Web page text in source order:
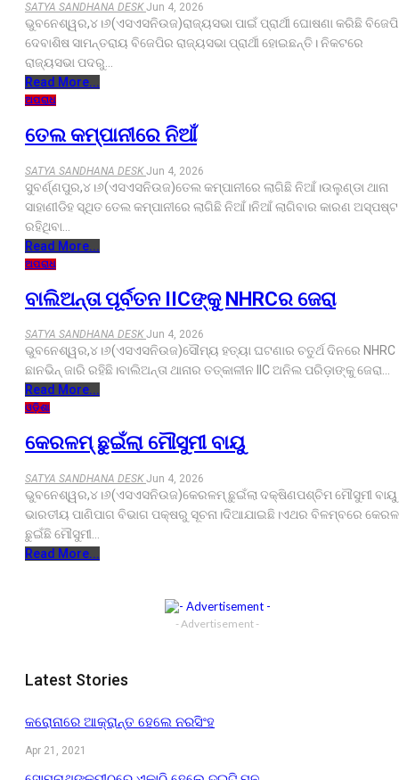
SATYA SANDHANA DESKJun 4, 2026
ଭୁବନେଶ୍ୱର,୪।୬(ଏସଏସନିଉଜ)ରାଜ୍ୟସଭା ପାଇଁ ପ୍ରାର୍ଥୀ ଘୋଷଣା କରିଛି
ଦେବାଶିଷ ସାମନ୍ତରାୟ ବିଜେପିର ରାଜ୍ୟସଭା ପ୍ରାର୍ଥୀ ହୋଇଛନ୍ତି। ନିକଟରେ
ରାଜ୍ୟସଭା ପଦରୁ…
Read More...
ଅପରାଧ
ତେଲ କମ୍ପାନୀରେ ନିଆଁ
SATYA SANDHANA DESKJun 4, 2026
ସୁବର୍ଣ୍ଣପୁର,୪।୬(ଏସଏସନିଉଜ)ତେଲ କମ୍ପାନୀରେ ଲାଗିଛି ନିଆଁ।ଉଲୁଣ୍ଡା ଥାନା
ସାହାଣୀଡିହ ସ୍ଥିତ ତେଲ କମ୍ପାନୀରେ ଲାଗିଛି ନିଆଁ।ନିଆଁ ଲାଗିବାର କାରଣ ଅସ୍ପଷ୍ଟ
ରହିଥିବା…
Read More...
ଅପରାଧ
ବାଲିଅନ୍ତା ପୂର୍ବତନ IICଙ୍କୁ NHRCର ଜେରା
SATYA SANDHANA DESKJun 4, 2026
ଭୁବନେଶ୍ୱର,୪।୬(ଏସଏସନିଉଜ)ସୌମ୍ୟ ହତ୍ୟା ଘଟଣାର ଚତୁର୍ଥ ଦିନରେ NHRC
ଛାନଭିନ୍ ଜାରି ରହିଛି।ବାଲିଅନ୍ତା ଥାନାର ତତ୍କାଳୀନ IIC ଅନିଲ ପରିଡ଼ାଙ୍କୁ ଜେରା…
Read More...
ଓଡ଼ିଶା
କେରଳମ୍ ଛୁଇଁଲା ମୌସୁମୀ ବାୟୁ
SATYA SANDHANA DESKJun 4, 2026
ଭୁବନେଶ୍ୱର,୪।୬(ଏସଏସନିଉଜ)କେରଳମ୍ ଛୁଇଁଲା ଦକ୍ଷିଣପଶ୍ଚିମ ମୌସୁମୀ
ଭାରତୀୟ ପାଣିପାଗ ବିଭାଗ ପକ୍ଷରୁ ସୂଚନା।ଦିଆଯାଇଛି।ଏଥର ବିଳମ୍ବରେ
ଛୁଇଁଛି ମୌସୁମୀ…
Read More...
- Advertisement -
Latest Stories
କରୋନାରେ ଆକ୍ରାନ୍ତ ହେଲେ ନରସିଂହ
Apr 21, 2021